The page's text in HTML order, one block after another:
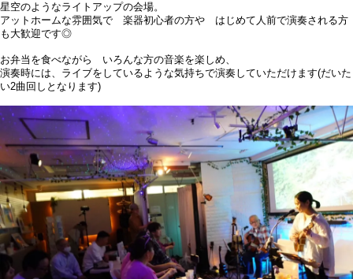
星空のようなライトアップの会場。
アットホームな雰囲気で 楽器初心者の方や はじめて人前で演奏される方
も大歓迎です◎
お弁当を食べながら いろんな方の音楽を楽しめ、
演奏時には、ライブをしているような気持ちで演奏していただけます(だいた
い2曲回しとなります)